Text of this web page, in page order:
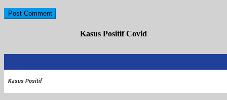
Kasus Positif Covid